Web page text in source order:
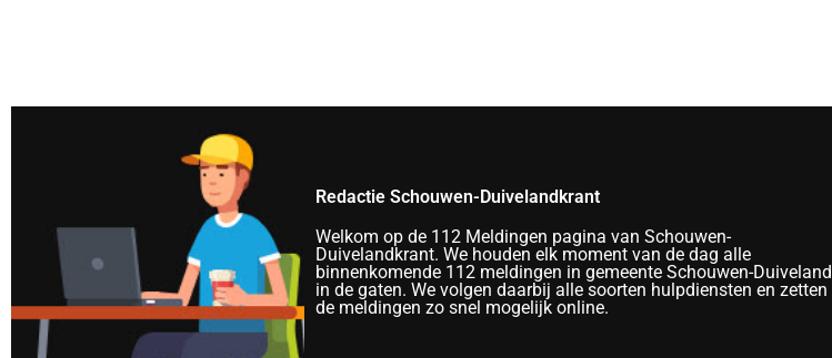
Redactie Schouwen-Duivelandkrant
Welkom op de 112 Meldingen pagina van Schouwen-
Duivelandkrant. We houden elk moment van de dag alle
binnenkomende 112 meldingen in gemeente Schouwen-Duiveland
in de gaten. We volgen daarbij alle soorten hulpdiensten en zetten
de meldingen zo snel mogelijk online.